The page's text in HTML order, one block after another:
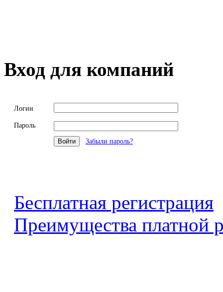
Вход для компаний
Логин
Пароль
Забыли пароль?
Бесплатная регистрация
Преимущества платной